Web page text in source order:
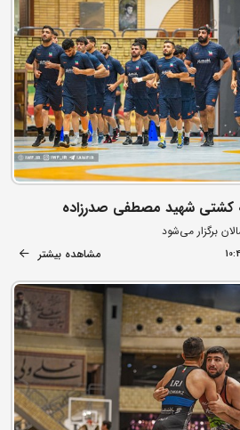
برگزار می‌شود
مشاهده بیشتر